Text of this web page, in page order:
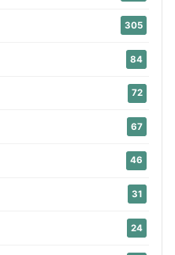
305
84
72
67
46
31
24